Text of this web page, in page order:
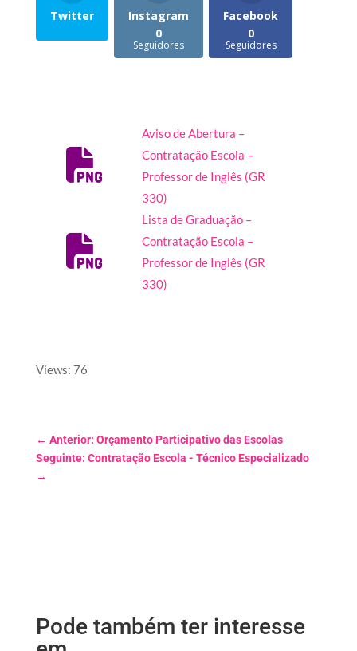
Twitter
Instagram
0
Seguidores
Facebook
0
Seguidores
Aviso de Abertura –
Contratação Escola –
Professor de Inglês (GR
330)
Lista de Graduação –
Contratação Escola –
Professor de Inglês (GR
330)
Views: 76
← Anterior: Orçamento Participativo das Escolas
Seguinte: Contratação Escola - Técnico Especializado
→
Pode também ter interesse